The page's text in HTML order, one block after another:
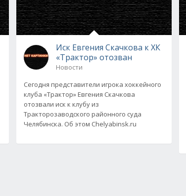
Иск Евгения Скачкова к ХК
«Трактор» отозван
Новости
Сегодня представители игрока хоккейного
клуба «Трактор» Евгения Скачкова
отозвали иск к клубу из
Тракторозаводского районного суда
Челябинска. Об этом Chelyabinsk.ru